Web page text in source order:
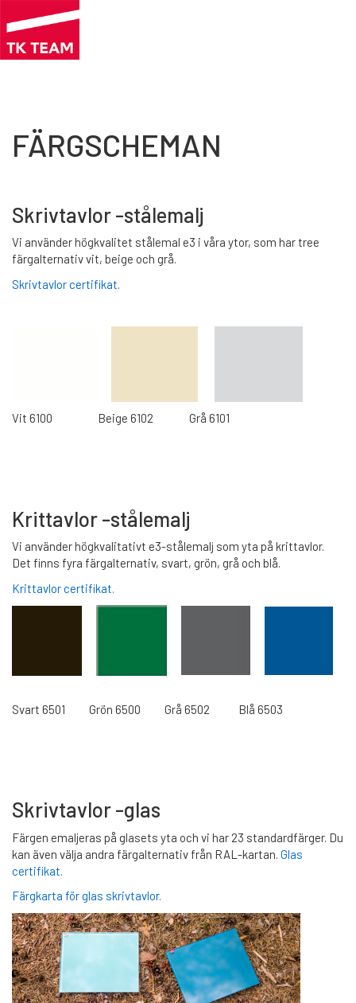
Hoppa
FÄRGSCHEMAN
Skrivtavlor -stålemalj
Vi använder högkvalitet stålemal e3 i våra ytor, som har tree
färgalternativ vit, beige och grå.
Skrivtavlor certifikat
Vit 6100 Beige 6102 Grå 6101
Krittavlor -stålemalj
Vi använder högkvalitativt e3-stålemalj som yta på krittavlor.
Det finns fyra färgalternativ, svart, grön, grå och blå.
Krittavlor certifikat.
Svart 6501 Grön 6500 Grå 6502 Blå 6503
Skrivtavlor -glas
Färgen emaljeras på glasets yta och vi har 23 standardfärger. Du
kan även välja andra färgalternativ från RAL-kartan. Glas
certifikat.
Färgkarta för glas skrivtavlor.